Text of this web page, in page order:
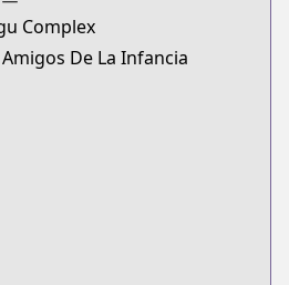
Complex
De La Infancia